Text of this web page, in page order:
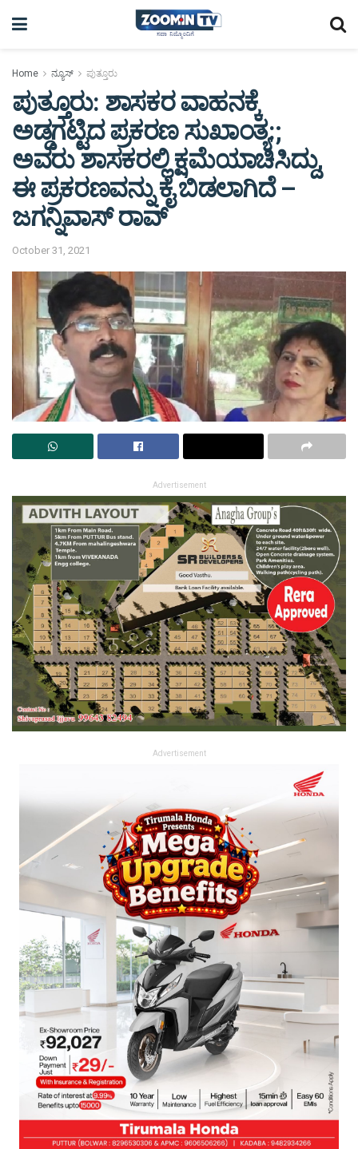
Home ನ್ಯೂಸ್ ಪುತ್ತೂರು
ಪುತ್ತೂರು: ಶಾಸಕರ ವಾಹನಕ್ಕೆ
ಅಡ್ಡಗಟ್ಟಿದ ಪ್ರಕರಣ ಸುಖಾಂತ್ಯ:;
ಅವರು ಶಾಸಕರಲ್ಲಿ ಕ್ಷಮೆಯಾಚಿಸಿದ್ದು,
ಈ ಪ್ರಕರಣವನ್ನು ಕೈ ಬಿಡಲಾಗಿದೆ –
ಜಗನ್ನಿವಾಸ್ ರಾವ್
October 31, 2021
Advertisement
Advertisement